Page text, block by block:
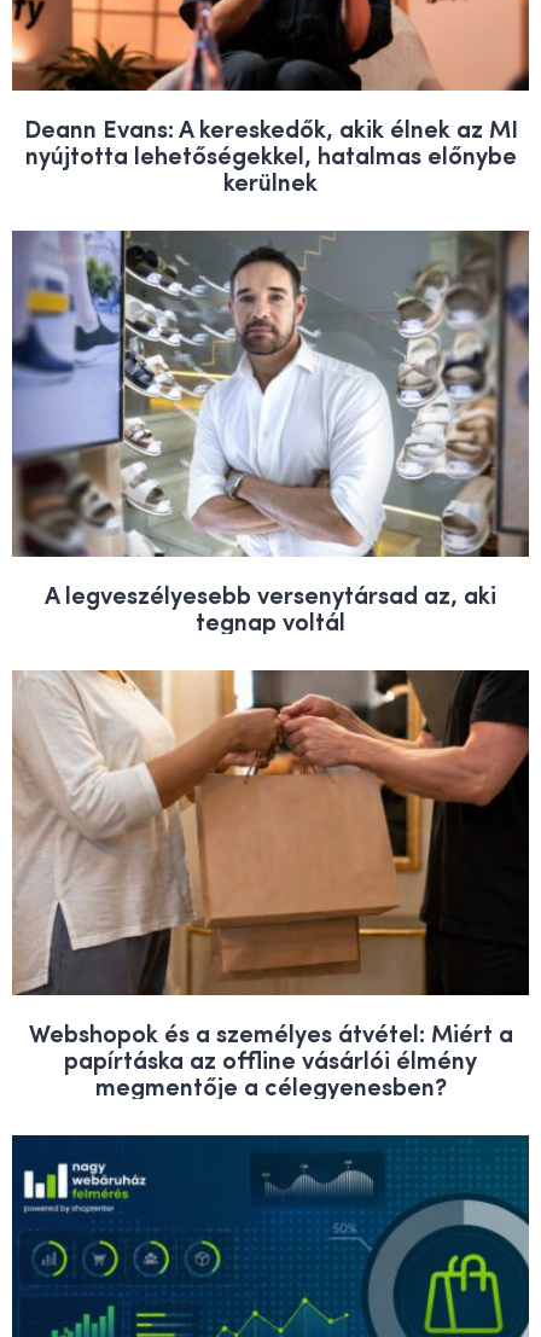
Deann Evans: A kereskedők, akik élnek az MI
nyújtotta lehetőségekkel, hatalmas előnybe
kerülnek
A legveszélyesebb versenytársad az, aki
tegnap voltál
Webshopok és a személyes átvétel: Miért a
papírtáska az offline vásárlói élmény
megmentője a célegyenesben?